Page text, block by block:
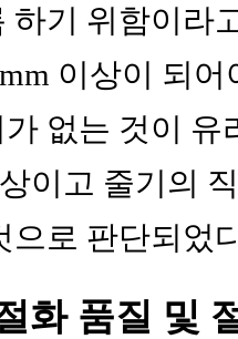
하기 위함이라
이상이 되
없는 것이
이고 줄기의
으로 판단되었
화 품질 및